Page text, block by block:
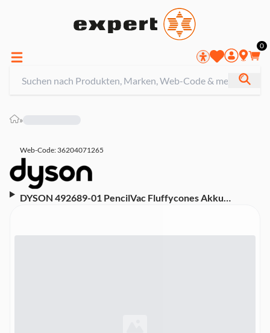
0
»
Web-Code: 36204071265
DYSON 492689-01 PencilVac Fluffycones Akku